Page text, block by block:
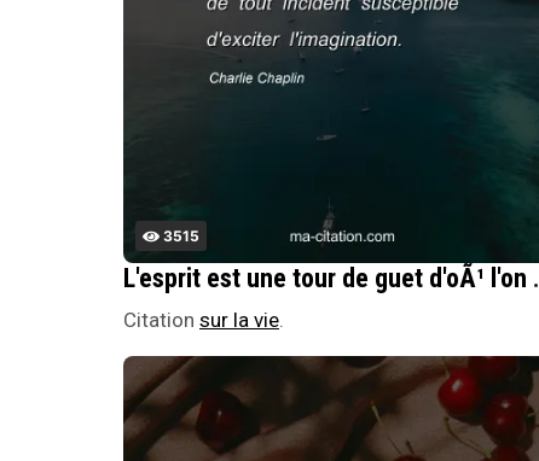
3515
L'esprit est une
Citation sur la vie.